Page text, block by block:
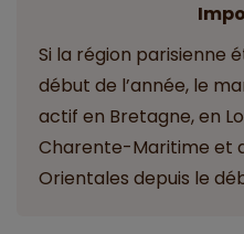
Si la région parisienne
début de l’année, le
actif en Bretagne, en
Charente-Maritime et
Orientales depuis le